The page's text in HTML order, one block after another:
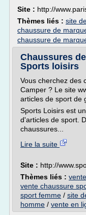
Site : http://
Thèmes liés : site
chaussure de
chaussure de
Chaussures
Sports loisirs
Vous cherchez des
Camper ? Le site
articles de sport de
Sports Loisirs est
d'articles de sport.
chaussures...
Lire la suite
Site : http://
Thèmes liés :
vente chaussure
sport femme / site
homme / vente en